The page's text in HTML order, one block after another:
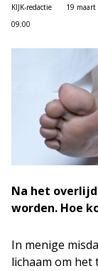
KIJK-redactie
19
09:00
Na het
worden. Hoe
In menige
lichaam om het